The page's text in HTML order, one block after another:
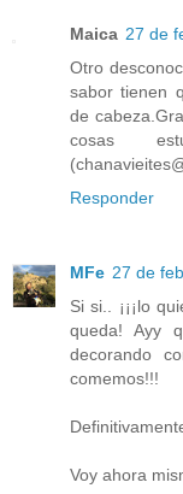
Maica 27 de
Otro
sabor tienen
de
cosas
Responder
MFe 27 de
Si si.. ¡¡¡lo
queda! Ayy
decorando
comemos!!!
Voy ahora